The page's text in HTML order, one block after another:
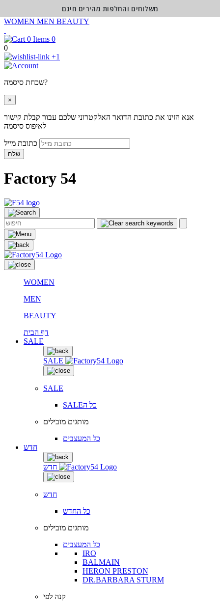
WOMEN MEN BEAUTY
0
0
+1
שכחת סיסמה?
×
אנא הזינו את כתובת הדואר האלקטרוני שלכם עבור קבלת קישור
לאיפוס סיסמה
שלח
Factory 54
WOMEN
MEN
BEAUTY
דף הבית
SALE
SALE
SALE
SALEכל ה
מותגים מובילים
כל המעצבים
חדש
חדש
חדש
כל החדש
מותגים מובילים
כל המעצבים
IRO
BALMAIN
HERON PRESTON
DR.BARBARA STURM
קנה לפי
משלוחים והחלפות מהירים חינם